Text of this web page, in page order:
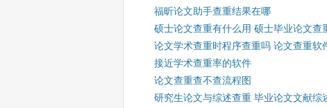
福昕论文助手查重结果在哪
硕士论文查重有什么用 硕士毕业论文查
论文学术查重时程序查重吗 论文查重软
接近学术查重率的软件
论文查重查不查流程图
研究生论文与综述查重 毕业论文文献综